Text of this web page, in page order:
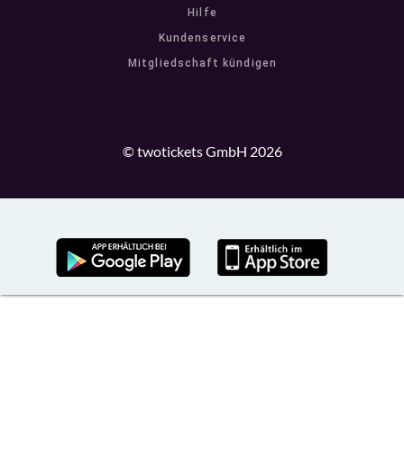
Hilfe
Kundenservice
Mitgliedschaft kündigen
© twotickets GmbH 2026